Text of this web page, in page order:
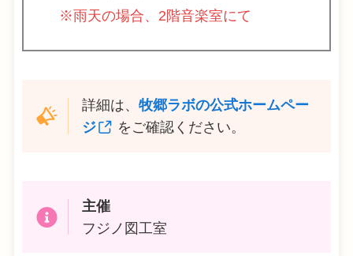
※雨天の場合、2階音楽室にて
詳細は、牧郷ラボの公式ホームペー
ジ
をご確認ください。
主催
フジノ図工室